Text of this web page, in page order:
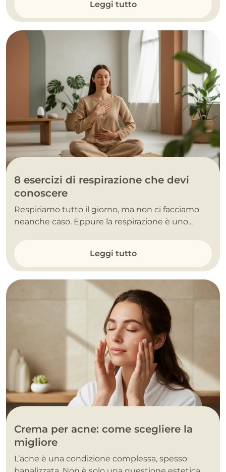
Leggi tutto
8 esercizi di respirazione che devi
conoscere
Respiriamo tutto il giorno, ma non ci facciamo
neanche caso. Eppure la respirazione è uno...
Leggi tutto
Crema per acne: come scegliere la
migliore
L’acne è una condizione complessa, spesso